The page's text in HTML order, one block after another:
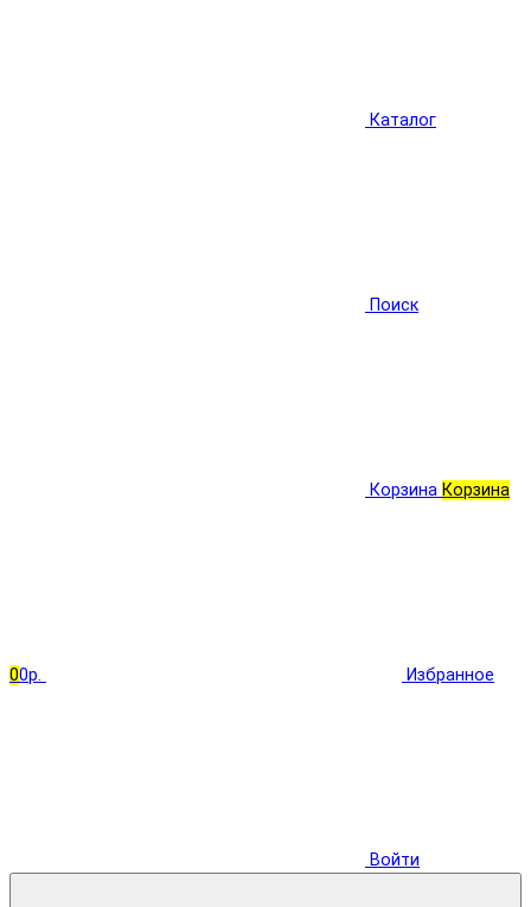
Каталог
Поиск
Корзина Корзина
00р. Избранное
Войти